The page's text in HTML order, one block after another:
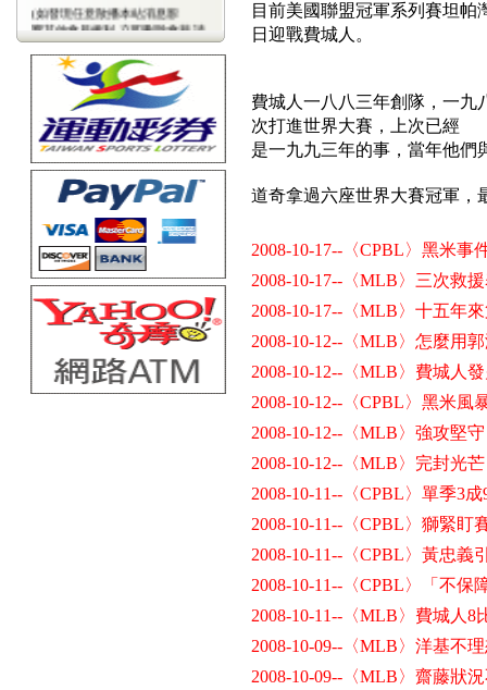
(如發現任意散播本站消息影
響其他會員權利,立即刪除會藉,請
會
員注意)
目前美國聯盟冠軍系列賽坦
日迎戰費城人。
費城人一八八三年創隊，一九
次打進世界大賽，上次已經
是一九九三年的事，當年他們
道奇拿過六座世界大賽冠軍，
2008-10-17--〈CPBL〉黑米事
2008-10-17--〈MLB〉三次救
2008-10-17--〈MLB〉十五年
2008-10-12--〈MLB〉怎麼用
2008-10-12--〈MLB〉費城人
2008-10-12--〈CPBL〉黑米風
2008-10-12--〈MLB〉強攻堅
2008-10-12--〈MLB〉完封光
2008-10-11--〈CPBL〉單季3
2008-10-11--〈CPBL〉獅緊盯
2008-10-11--〈CPBL〉黃忠義
2008-10-11--〈CPBL〉「不保
2008-10-11--〈MLB〉費城人
2008-10-09--〈MLB〉洋基不
2008-10-09--〈MLB〉齋藤狀